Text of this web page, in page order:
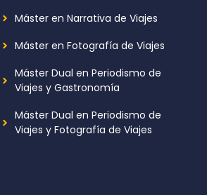
Máster en Narrativa de Viajes
Máster en Fotografía de Viajes
Máster Dual en Periodismo de
Viajes y Gastronomía
Máster Dual en Periodismo de
Viajes y Fotografía de Viajes